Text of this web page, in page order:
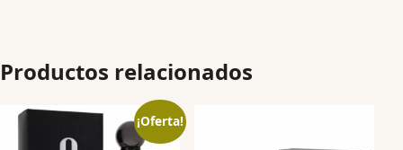
Productos relacionados
¡Oferta!